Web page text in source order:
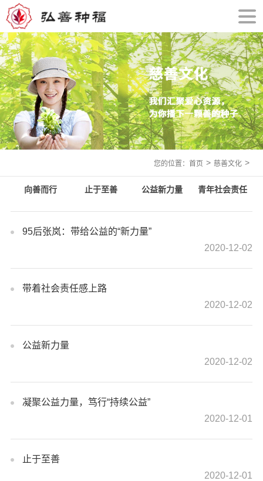
您的位置：首页 > 慈善文化 >
向善而行 止于至善 公益新力量 青年社会责任
95后张岚：带给公益的“新力量”
2020-12-02
带着社会责任感上路
2020-12-02
公益新力量
2020-12-02
凝聚公益力量，笃行“持续公益”
2020-12-01
止于至善
2020-12-01